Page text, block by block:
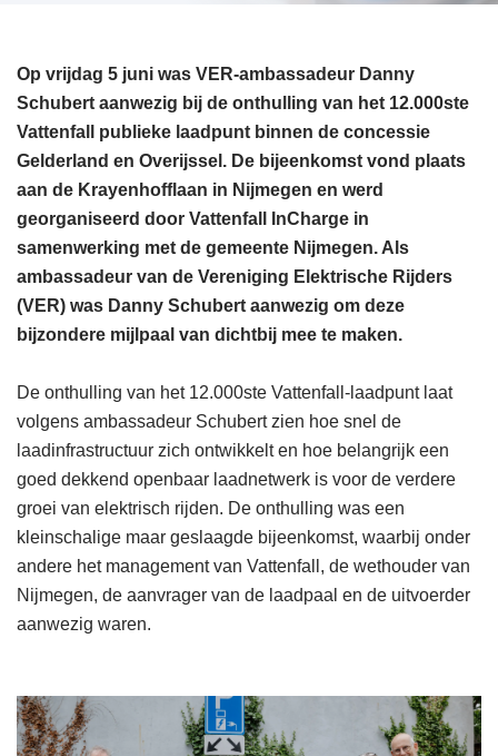
Op vrijdag 5 juni was VER-ambassadeur Danny
Schubert aanwezig bij de onthulling van het 12.000ste
Vattenfall publieke laadpunt binnen de concessie
Gelderland en Overijssel. De bijeenkomst vond plaats
aan de Krayenhofflaan in Nijmegen en werd
georganiseerd door Vattenfall InCharge in
samenwerking met de gemeente Nijmegen. Als
ambassadeur van de Vereniging Elektrische Rijders
(VER) was Danny Schubert aanwezig om deze
bijzondere mijlpaal van dichtbij mee te maken.
De onthulling van het 12.000ste Vattenfall-laadpunt laat
volgens ambassadeur Schubert zien hoe snel de
laadinfrastructuur zich ontwikkelt en hoe belangrijk een
goed dekkend openbaar laadnetwerk is voor de verdere
groei van elektrisch rijden. De onthulling was een
kleinschalige maar geslaagde bijeenkomst, waarbij onder
andere het management van Vattenfall, de wethouder van
Nijmegen, de aanvrager van de laadpaal en de uitvoerder
aanwezig waren.